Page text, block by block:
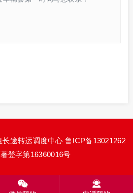
长途转运调度中心鲁ICP备13021262
登字第16360016号